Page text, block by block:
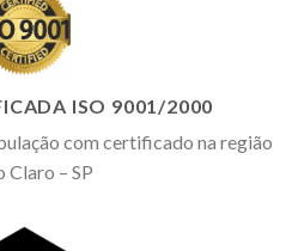
ISO 9001/2000
com certificado na região
Claro – SP